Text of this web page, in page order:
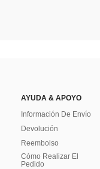
AYUDA & APOYO
Información De Envío
Devolución
Reembolso
Cómo Realizar El
Pedido